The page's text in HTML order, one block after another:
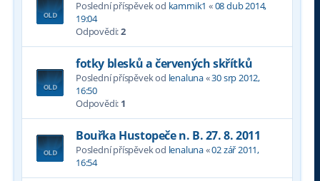
Poslední příspěvek od kammik1 «08 dub 2014,
19:04
Odpovědi:2
fotky blesků a červených skřítků
Poslední příspěvek od lenaluna«30 srp 2012,
16:50
Odpovědi: 1
Bouřka Hustopeče n. B. 27. 8. 2011
Poslední příspěvek od lenaluna«02 zář 2011,
16:54